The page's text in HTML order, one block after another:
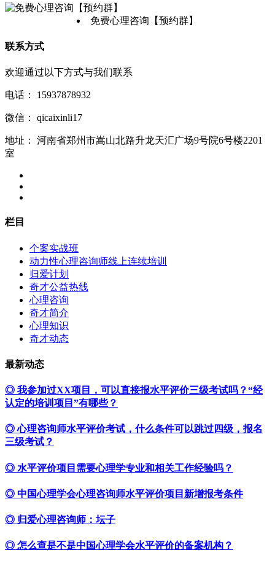
免费心理咨询【预约群】
联系方式
欢迎通过以下方式与我们联系
电话： 15937878932
微信： qicaixinli17
地址：
河南省郑州市嵩山北路升龙天汇广场9号院6号楼2201
室
栏目
个案实战班
动力性心理咨询师线上连续培训
归爱计划
奇才公益热线
心理咨询
奇才简介
心理知识
奇才动态
最新动态
◎ 我参加过XX项目，可以直接报水平评价三级考试吗？“经
认定的培训项目”有哪些？
◎ 心理咨询师水平评价考试，什么条件可以跳过四级，报名
三级考试？
◎ 水平评价项目需要心理学专业和相关工作经验吗？
◎ 中国心理学会心理咨询师水平评价项目新增报考条件
◎ 归爱心理咨询师：坛子
◎ 怎么查是不是中国心理学会水平评价的备案机构？